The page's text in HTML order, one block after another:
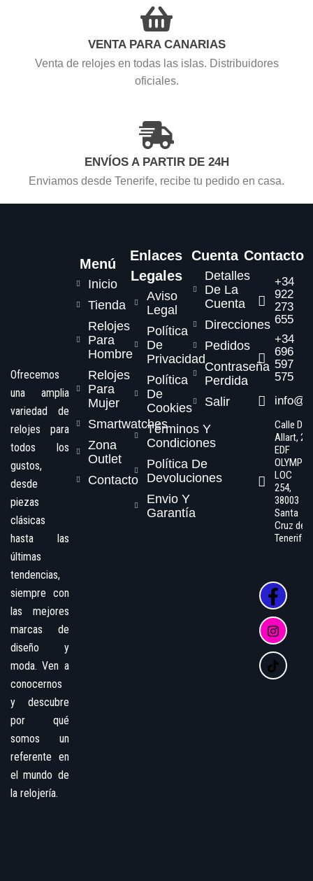
VENTA PARA CANARIAS
Venta de relojes en todas las islas. Distribuidores
oficiales.
ENVÍOS A PARTIR DE 24H
Enviamos desde Tenerife, recibe tu pedido en casa.
Ofrecemos
una amplia
variedad de
relojes para
todos los
gustos,
desde
piezas
clásicas
hasta las
últimas
tendencias,
siempre con
las mejores
marcas de
diseño y
moda. Ven a
conocernos
y descubre
por qué
somos un
referente en
el mundo de
la relojería.
Menú
Inicio
Tienda
Relojes
Para
Hombre
Relojes
Para
Mujer
Smartwatches
Zona
Outlet
Contacto
Enlaces
Legales
Aviso
Legal
Política
De
Privacidad
Política
De
Cookies
Términos Y
Condiciones
Política De
Devoluciones
Envio Y
Garantía
Cuenta
Detalles
De La
Cuenta
Direcciones
Pedidos
Contraseña
Perdida
Salir
Contacto
+34
922
273
655
+34
696
597
575
Calle Dr.
Allart, 2,
EDF
OLYMPO
LOC
254,
38003
Santa
Cruz de
Tenerife